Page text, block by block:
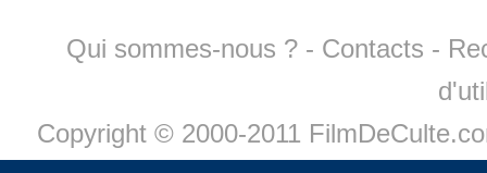
Qui sommes-nous ? - Contacts -
Copyright © 2000-2011